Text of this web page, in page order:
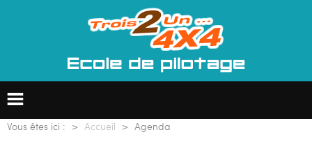
Vous êtes ici : Accueil Agenda